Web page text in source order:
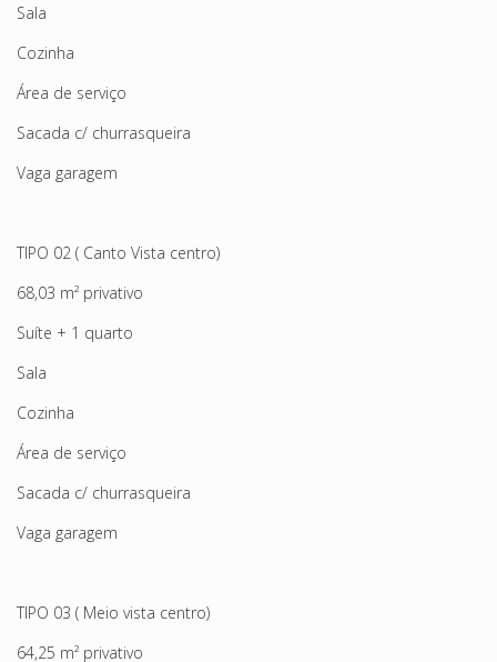
Sala
Cozinha
Área de serviço
Sacada c/ churrasqueira
Vaga garagem
TIPO 02 ( Canto Vista centro)
68,03 m² privativo
Suíte + 1 quarto
Sala
Cozinha
Área de serviço
Sacada c/ churrasqueira
Vaga garagem
TIPO 03 ( Meio vista centro)
64,25 m² privativo